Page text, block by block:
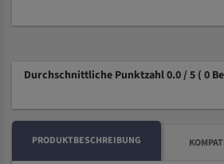
Durchschnittliche Punktzahl 0.0 / 5 ( 0
PRODUKTBESCHREIBUNG